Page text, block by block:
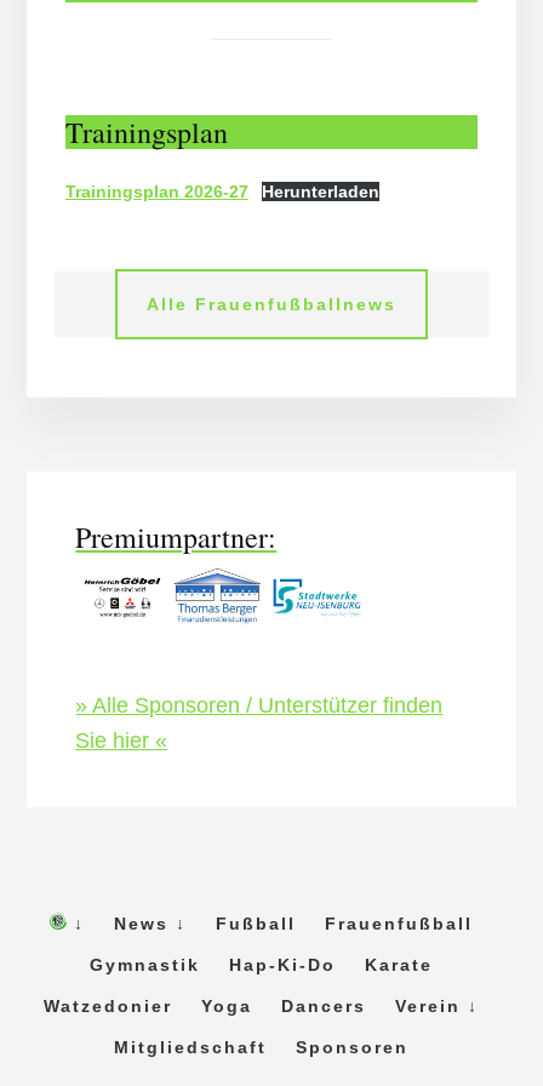
Trainingsplan
Trainingsplan 2026-27 Herunterladen
Alle Frauenfußballnews
Premiumpartner:
» Alle Sponsoren / Unterstützer finden
Sie hier «
↓ News ↓ Fußball Frauenfußball
Gymnastik Hap-Ki-Do Karate
Watzedonier Yoga Dancers Verein ↓
Mitgliedschaft Sponsoren